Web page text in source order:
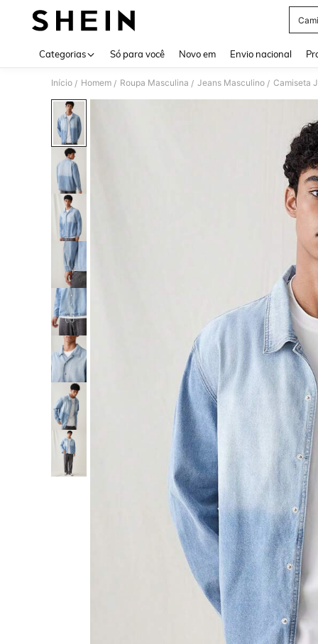
Categorias Só para você Novo em Envio nacional
Início / Homem / Roupa Masculina / Jeans Masculino / Camiseta